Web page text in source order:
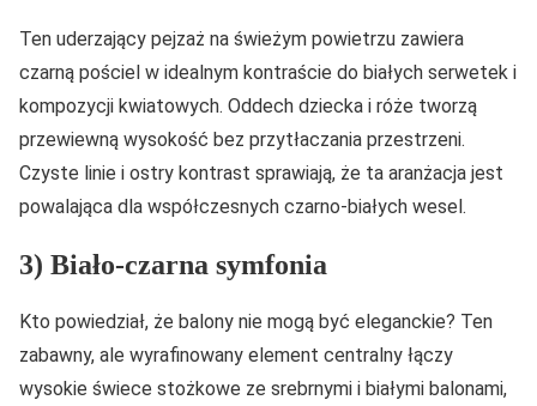
Ten uderzający pejzaż na świeżym powietrzu zawiera
czarną pościel w idealnym kontraście do białych serwetek i
kompozycji kwiatowych. Oddech dziecka i róże tworzą
przewiewną wysokość bez przytłaczania przestrzeni.
Czyste linie i ostry kontrast sprawiają, że ta aranżacja jest
powalająca dla współczesnych czarno-białych wesel.
3) Biało-czarna symfonia
Kto powiedział, że balony nie mogą być eleganckie? Ten
zabawny, ale wyrafinowany element centralny łączy
wysokie świece stożkowe ze srebrnymi i białymi balonami,